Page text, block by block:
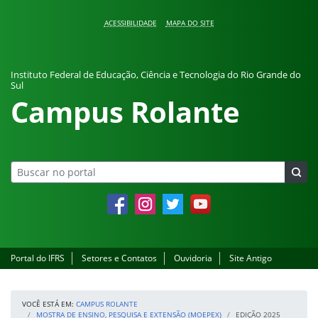
ACESSIBILIDADE MAPA DO SITE
Instituto Federal de Educação, Ciência e Tecnologia do Rio Grande do
Sul
Campus Rolante
FacebookInstagramTwitter YouTube
Portal do IFRS Setores e Contatos Ouvidoria Site Antigo
VOCÊ ESTÁ EM: CAMPUS ROLANTE
MOSTRA DE ENSINO, PESQUISA E EXTENSÃO (MOEPEX)
EDIÇÃO 2025